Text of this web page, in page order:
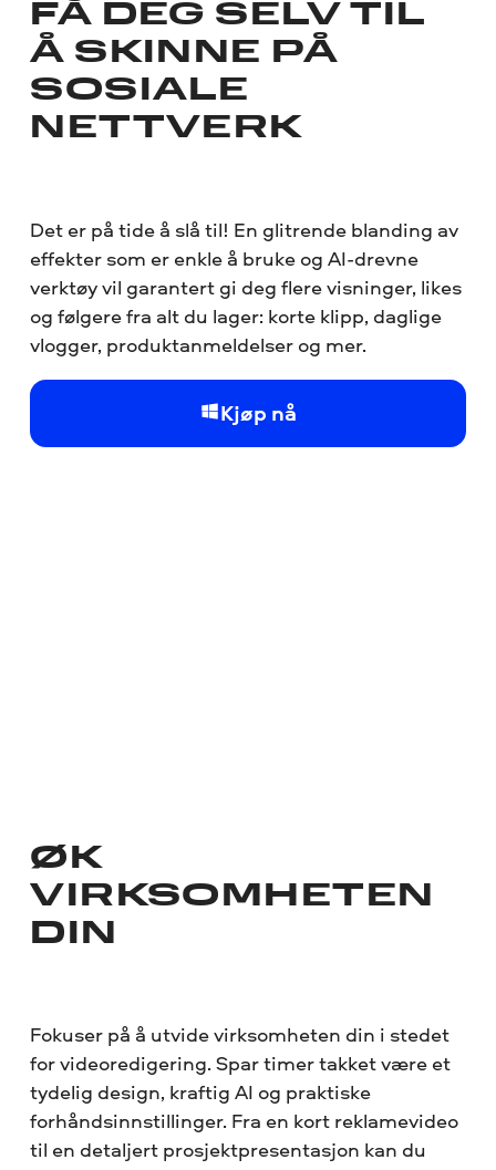
FÅ DEG SELV TIL
Å SKINNE PÅ
SOSIALE
NETTVERK
Det er på tide å slå til! En glitrende blanding av
effekter som er enkle å bruke og AI-drevne
verktøy vil garantert gi deg flere visninger, likes
og følgere fra alt du lager: korte klipp, daglige
vlogger, produktanmeldelser og mer.
Kjøp nå
ØK
VIRKSOMHETEN
DIN
Fokuser på å utvide virksomheten din i stedet
for videoredigering. Spar timer takket være et
tydelig design, kraftig AI og praktiske
forhåndsinnstillinger. Fra en kort reklamevideo
til en detaljert prosjektpresentasjon kan du